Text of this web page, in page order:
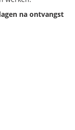
na ontvangst